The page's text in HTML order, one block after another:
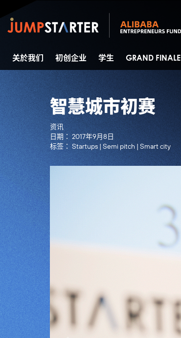
关於我们 初创企业 学生 GRAND FINALE
智慧城市初赛
资讯
日期：2017年9月8日
标签：Startups|Semi pitch |Smart city